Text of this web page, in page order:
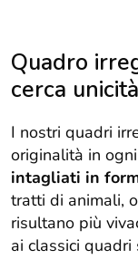
Quadro
cerca unicità
I nostri quadri
originalità in
intagliati in
tratti di animali,
risultano più
ai classici quadri